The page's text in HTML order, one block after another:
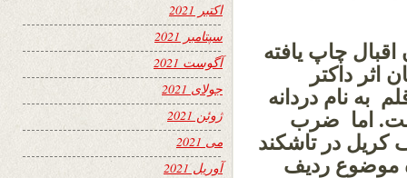
چاپ یافته
داکتر
به نام دردانه
است. اما ضرب
کریل در تاشکند
موضوع ردیف
اکتبر 2021
سپتامبر 2021
آگوست 2021
جولای 2021
ژوئن 2021
می 2021
آوریل 2021